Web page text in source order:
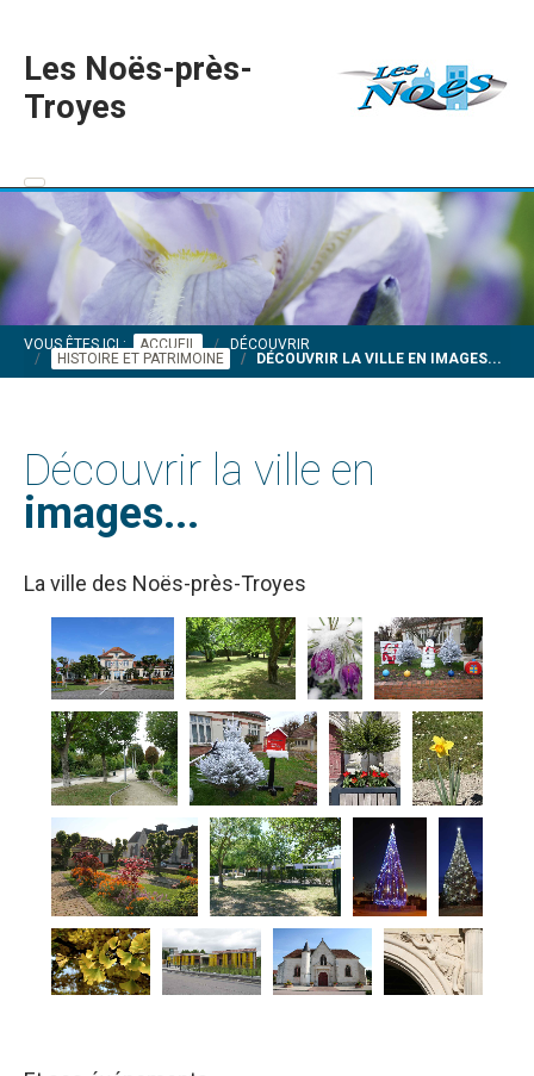
Les Noës-près-
Troyes
VOUS ÊTES ICI : ACCUEIL
DÉCOUVRIR
HISTOIRE ET PATRIMOINE
DÉCOUVRIR LA VILLE EN IMAGES...
Découvrir la ville en
images...
La ville des Noës-près-Troyes